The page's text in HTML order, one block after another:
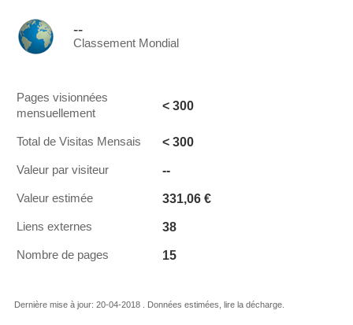
--
Classement Mondial
Pages visionnées
mensuellement
< 300
Total de Visitas Mensais < 300
Valeur par visiteur --
Valeur estimée 331,06 €
Liens externes 38
Nombre de pages 15
Dernière mise à jour: 20-04-2018 . Données estimées, lire la décharge.